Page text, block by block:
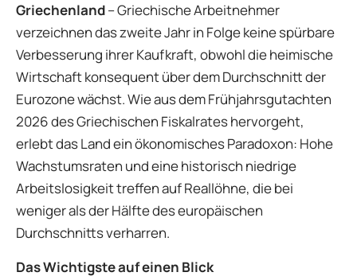
Griechenland– Griechische Arbeitnehmer
verzeichnen das zweite Jahr in Folge keine spürbare
Verbesserung ihrer Kaufkraft, obwohl die heimische
Wirtschaft konsequent über dem Durchschnitt der
Eurozone wächst. Wie aus dem Frühjahrsgutachten
2026 des Griechischen Fiskalrates hervorgeht,
erlebt das Land ein ökonomisches Paradoxon: Hohe
Wachstumsraten und eine historisch niedrige
Arbeitslosigkeit treffen auf Reallöhne, die bei
weniger als der Hälfte des europäischen
Durchschnitts verharren.
Das Wichtigste auf einen Blick